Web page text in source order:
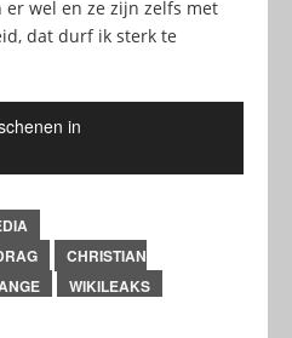
wel en ze zijn zelfs met
dat durf ik sterk te
in
CHRISTIAN
WIKILEAKS